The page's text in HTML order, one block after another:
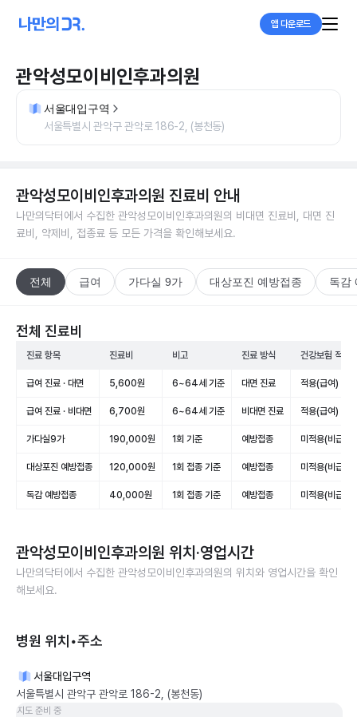
앱 다운로드
관악성모이비인후과의원
서울대입구역
서울특별시 관악구 관악로 186-2, (봉천동)
관악성모이비인후과의원 진료비 안내
나만의닥터에서 수집한 관악성모이비인후과의원의 비대면 진료비, 대면 진
료비, 약제비, 접종료 등 모든 가격을 확인해보세요.
전체 급여 가다실 9가 대상포진 예방접종 독감
전체 진료비
진료 항목 진료비 비고 진료 방식 건강보험 적용
급여 진료 · 대면 5,600원 6~64세 기준 대면 진료 적용(급여)
급여 진료 · 비대면 6,700원 6~64세 기준 비대면 진료 적용(급여)
가다실9가 190,000원 1회 기준 예방접종 미적용(비급여)
대상포진 예방접종 120,000원 1회 접종 기준 예방접종 미적용(비급여)
독감 예방접종 40,000원 1회 접종 기준 예방접종 미적용(비급여)
관악성모이비인후과의원 위치·영업시간
나만의닥터에서 수집한 관악성모이비인후과의원의 위치와 영업시간을 확인
해보세요.
병원 위치•주소
서울대입구역
서울특별시 관악구 관악로 186-2, (봉천동)
지도 준비 중